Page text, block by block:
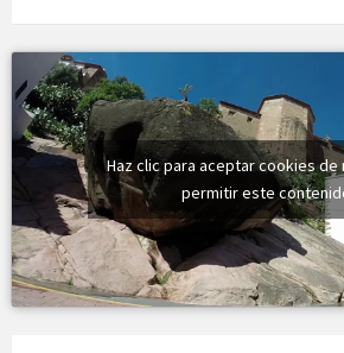
Haz clic para aceptar cookies de
permitir este